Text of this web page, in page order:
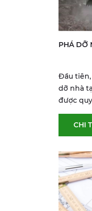
PHÁ DỠ
Đầu
dỡ nhà
được
CHI